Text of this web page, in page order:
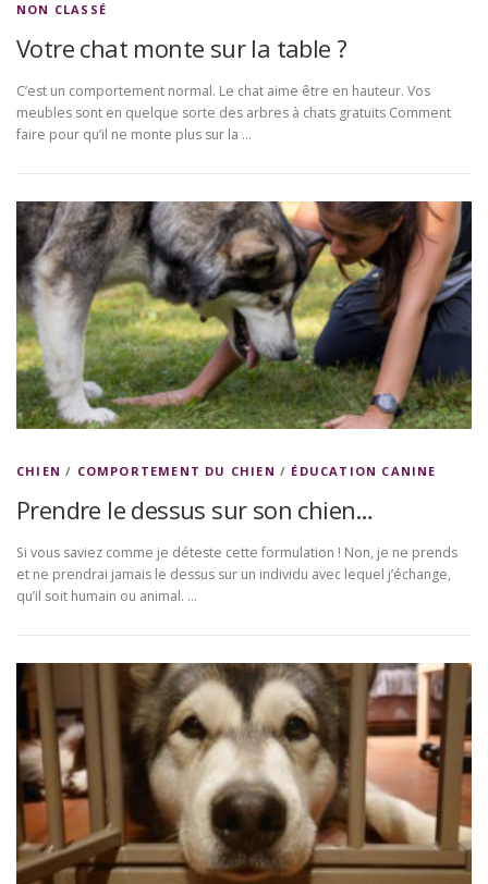
NON CLASSÉ
Votre chat monte sur la table ?
C’est un comportement normal. Le chat aime être en hauteur. Vos
meubles sont en quelque sorte des arbres à chats gratuits Comment
faire pour qu’il ne monte plus sur la …
CHIEN / COMPORTEMENT DU CHIEN / ÉDUCATION CANINE
Prendre le dessus sur son chien…
Si vous saviez comme je déteste cette formulation ! Non, je ne prends
et ne prendrai jamais le dessus sur un individu avec lequel j’échange,
qu’il soit humain ou animal. …